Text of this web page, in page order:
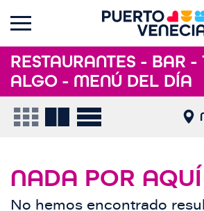
RESTAURANTES - BAR
ALGO - MENÚ DEL DÍA
NADA POR AQUÍ
No hemos encontrado